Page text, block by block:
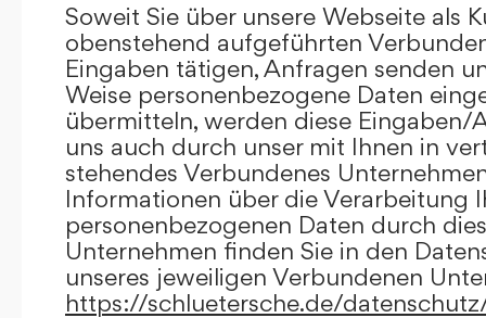
Soweit Sie über unsere Webseite als
obenstehend aufgeführten
Eingaben tätigen, Anfragen senden
Weise personenbezogene Daten
übermitteln, werden diese
uns auch durch unser mit Ihnen in
stehendes Verbundenes
Informationen über die Verarbeitung
personenbezogenen Daten durch
Unternehmen finden Sie in den
unseres jeweiligen Verbundenen
https://schluetersche.de/